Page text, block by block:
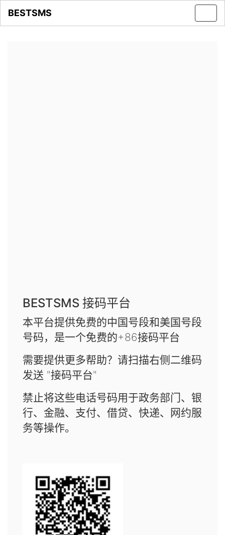
BESTSMS
BESTSMS 接码平台
本平台提供免费的中国号段和美国号段
号码，是一个免费的+86接码平台
需要提供更多帮助？请扫描右侧二维码
发送 "接码平台"
禁止将这些电话号码用于政务部门、银
行、金融、支付、借贷、快递、网约服
务等操作。